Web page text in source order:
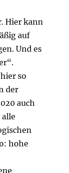
Hier kann
auf
Und es
so
der
auch
hohe